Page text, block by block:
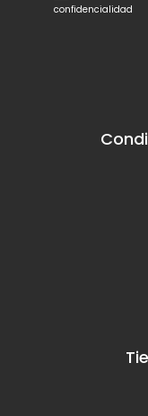
confidencialidad